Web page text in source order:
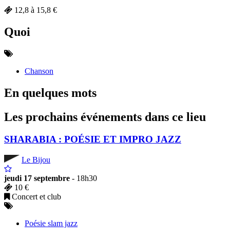
12,8 à 15,8 €
Quoi
Chanson
En quelques mots
Les prochains événements dans ce lieu
SHARABIA : POÉSIE ET IMPRO JAZZ
Le Bijou
jeudi 17 septembre - 18h30
10 €
Concert et club
Poésie slam jazz